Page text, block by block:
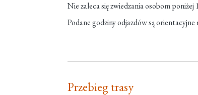
Nie zaleca się zwiedzania osobom
Podane godziny odjazdów są orientacyjne
Przebieg trasy